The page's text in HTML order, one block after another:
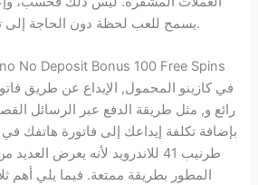
يسمح للعب لحظة دون الحاجة إلى تحميل أي برامج إضافية.
No Deposit Bonus 100 Free Spins
في كازينو المحمول, الإيداع عن طريق
رائع و, مثل طريقة الدفع عبر الرسائل
بإضافة تكلفة إيداعك إلى فاتورة هاتفك في
طرنيب 41 للاندرويد لأنه يعرض
المطور بطريقة ممتعة. فيما يلي أهم